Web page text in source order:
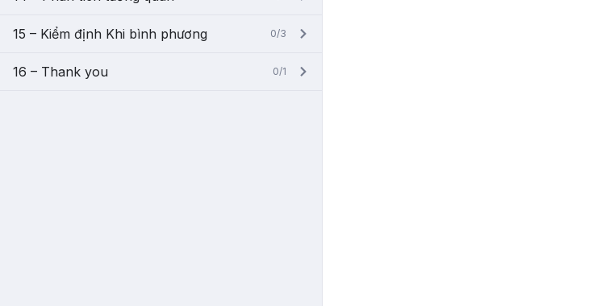
15 – Kiểm định Khi bình phương 0/3
16 – Thank you 0/1